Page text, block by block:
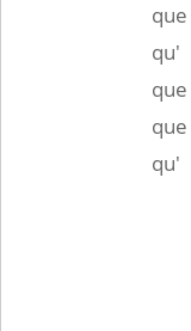
que
qu'
que
que
qu'